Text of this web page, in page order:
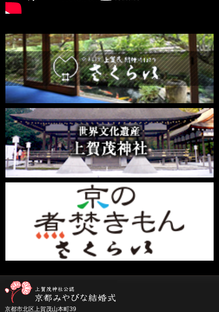
京都市北区上賀茂山本町39